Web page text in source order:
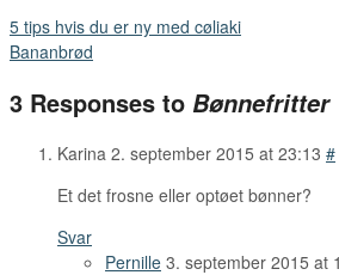
5 tips hvis du er ny med cøliaki
Bananbrød
3 Responses to Bønnefritter
Karina 2. september 2015 at 23:13 #
Et det frosne eller optøet bønner?
Svar
Pernille 3. september 2015 at